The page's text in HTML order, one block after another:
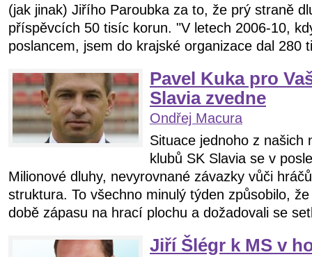
(jak jinak) Jiřího Paroubka za to, že prý straně
příspěvcích 50 tisíc korun. "V letech 2006-10,
poslancem, jsem do krajské organizace dal 280
Pavel Kuka pro
Slavia zvedne
Ondřej Macura
Situace jednoho z našich
klubů SK Slavia se v
Milionové dluhy, nevyrovnané závazky vůči
struktura. To všechno minulý týden způsobilo,
době zápasu na hrací plochu a dožadovali se
Jiří Šlégr k MS v